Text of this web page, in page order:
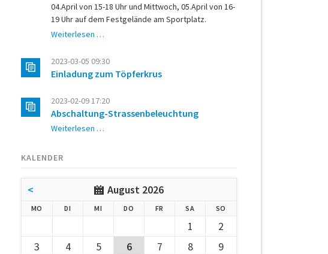
04.April von 15-18 Uhr und Mittwoch, 05.April von 16-
19 Uhr auf dem Festgelände am Sportplatz.
Weiterlesen …
für
Osterfeuer
2023-03-05 09:30
Einladung zum Töpferkrus
2023-02-09 17:20
Abschaltung-Strassenbeleuchtung
Weiterlesen …
KALENDER
< August 2026
MO DIENSTAG
MITTWOCH
DO NNERSTAG
FR SA MSTAGSO
1
2
3
4 5 6 7 8
9